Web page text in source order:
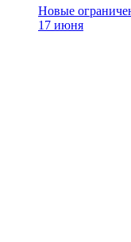
Новые
17 июня